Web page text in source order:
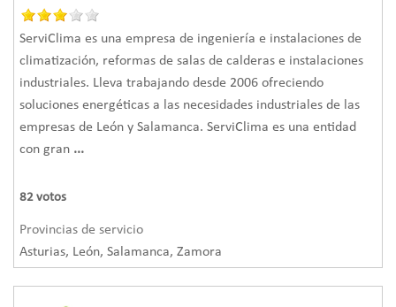
ServiClima es una empresa de ingeniería e instalaciones de
climatización, reformas de salas de calderas e instalaciones
industriales. Lleva trabajando desde 2006 ofreciendo
soluciones energéticas a las necesidades industriales de las
empresas de León y Salamanca. ServiClima es una entidad
con gran ...
82 votos
Provincias de servicio
Asturias, León, Salamanca, Zamora